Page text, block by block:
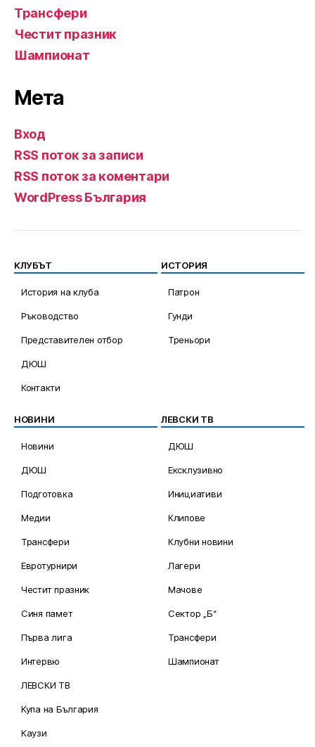
Трансфери
Честит празник
Шампионат
Мета
Вход
RSS поток за записи
RSS поток за коментари
WordPress България
КЛУБЪТ
История на клуба
Ръководство
Представителен отбор
ДЮШ
Контакти
ИСТОРИЯ
Патрон
Гунди
Треньори
НОВИНИ
Новини
ДЮШ
Подготовка
Медии
Трансфери
Евротурнири
Честит празник
Синя памет
Първа лига
Интервю
ЛЕВСКИ ТВ
Купа на България
Каузи
ЛЕВСКИ ТВ
ДЮШ
Ексклузивно
Инициативи
Клипове
Клубни новини
Лагери
Мачове
Сектор „Б“
Трансфери
Шампионат